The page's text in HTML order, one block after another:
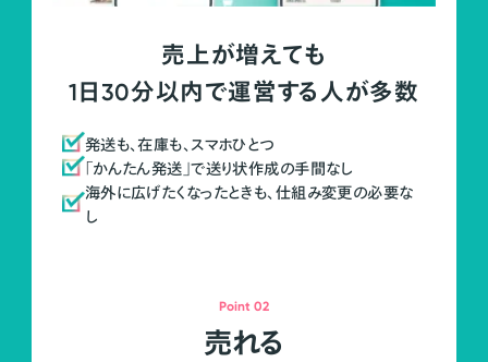
売上が増えても
1日30分以内で運営する人が多数
発送も、在庫も、スマホひとつ
「かんたん発送」で送り状作成の手間なし
海外に広げたくなったときも、仕組み変更の必要な
し
Point 02
売れる